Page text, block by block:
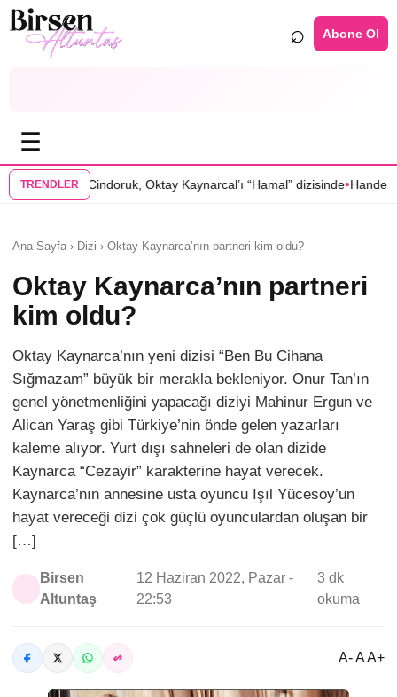
⌕ Abone Ol
☰
TRENDLEROktay Kaynarcal’ı “Hamal” dizisinde•Hande Elaman,
Ana Sayfa › Dizi › Oktay Kaynarca’nın partneri kim oldu?
Oktay Kaynarca’nın partneri
kim oldu?
Oktay Kaynarca’nın yeni dizisi “Ben Bu Cihana
Sığmazam” büyük bir merakla bekleniyor. Onur Tan’ın
genel yönetmenliğini yapacağı diziyi Mahinur Ergun ve
Alican Yaraş gibi Türkiye’nin önde gelen yazarları
kaleme alıyor. Yurt dışı sahneleri de olan dizide
Kaynarca “Cezayir” karakterine hayat verecek.
Kaynarca’nın annesine usta oyuncu Işıl Yücesoy’un
hayat vereceği dizi çok güçlü oyunculardan oluşan bir
[…]
Birsen
Altuntaş
12 Haziran 2022, Pazar -
22:53
3 dk
okuma
A- A A+